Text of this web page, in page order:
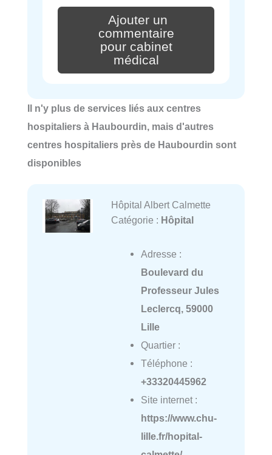
Ajouter un
commentaire
pour cabinet
médical
Il n'y plus de services liés aux centres
hospitaliers à Haubourdin, mais d'autres
centres hospitaliers près de Haubourdin sont
disponibles
Hôpital Albert Calmette
Catégorie : Hôpital
Adresse :
Boulevard du
Professeur Jules
Leclercq, 59000
Lille
Quartier :
Téléphone :
+33320445962
Site internet :
https://www.chu-
lille.fr/hopital-